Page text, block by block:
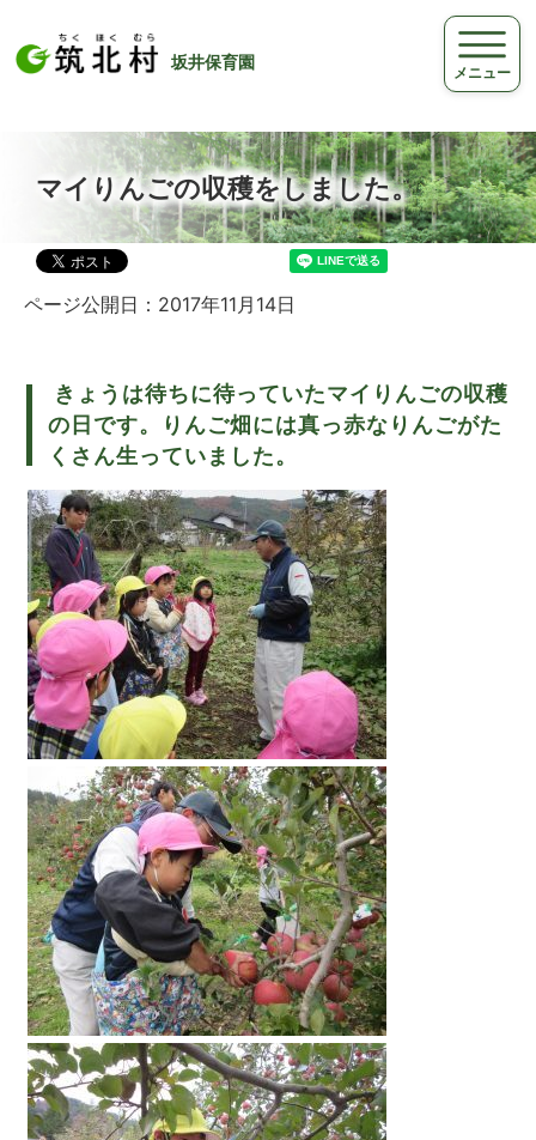
坂井保育園
メニュー
マイりんごの収穫をしました。
ページ公開日：2017年11月14日
きょうは待ちに待っていたマイりんごの収穫
の日です。りんご畑には真っ赤なりんごがた
くさん生っていました。